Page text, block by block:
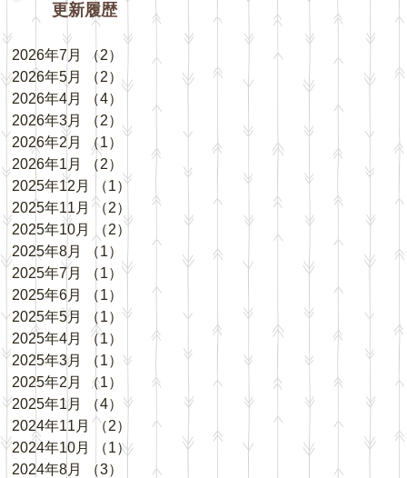
更新履歴
2026年7月 （2）
2件の記事
2026年5月
（2） 2件の記事
2026年4月
（4）
2026年3月
（2）
2026年2月
（1）
1件の記事
2026年1月
（2）
2件の記事
2025年12月
（1）
2025年11月 （2）
2件の記事
2025年10月
（2） 2件の記事
2025年8月
（1）
1件の記事
2025年7月
（1） 1件の記事
2025年6月
（1）
1件の記事
2025年5月
（1） 1件の記事
2025年4月
（1）
1件の記事
2025年3月
（1） 1件の記事
2025年2月
（1）
1件の記事
2025年1月
（4） 4件の記事
2024年11月
（2）
2件の記事
2024年10月
（1）1件の記事
2024年8月
（3）
3件の記事